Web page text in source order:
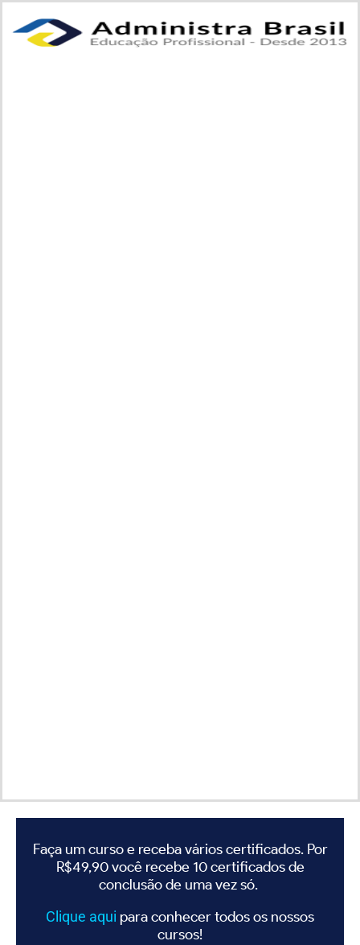
Faça um curso e receba vários certificados. Por
R$49,90 você recebe 10 certificados de
conclusão de uma vez só.
Clique aqui para conhecer todos os nossos
cursos!